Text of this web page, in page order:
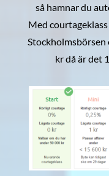
så hamnar du
Med
kr då är det